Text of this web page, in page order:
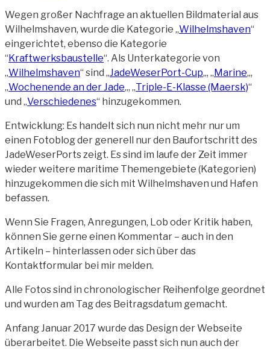
Wegen großer Nachfrage an aktuellen Bildmaterial aus
Wilhelmshaven, wurde die Kategorie „Wilhelmshaven“
eingerichtet, ebenso die Kategorie
“Kraftwerksbaustelle“. Als Unterkategorie von
„Wilhelmshaven“ sind „JadeWeserPort-Cup„, „Marine„,
„Wochenende an der Jade„, „Triple-E-Klasse (Maersk)“
und „Verschiedenes“ hinzugekommen.
Entwicklung: Es handelt sich nun nicht mehr nur um
einen Fotoblog der generell nur den Baufortschritt des
JadeWeserPorts zeigt. Es sind im laufe der Zeit immer
wieder weitere maritime Themengebiete (Kategorien)
hinzugekommen die sich mit Wilhelmshaven und Hafen
befassen.
Wenn Sie Fragen, Anregungen, Lob oder Kritik haben,
können Sie gerne einen Kommentar – auch in den
Artikeln – hinterlassen oder sich über das
Kontaktformular bei mir melden.
Alle Fotos sind in chronologischer Reihenfolge geordnet
und wurden am Tag des Beitragsdatum gemacht.
Anfang Januar 2017 wurde das Design der Webseite
überarbeitet. Die Webseite passt sich nun auch der